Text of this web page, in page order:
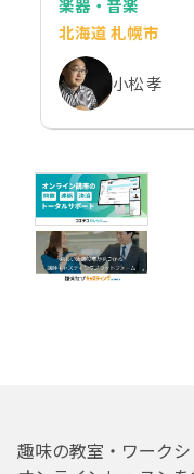
楽器・音楽
北海道 札幌市
小松 孝
趣味の教室・ワークシ